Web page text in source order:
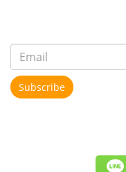
Subscribe